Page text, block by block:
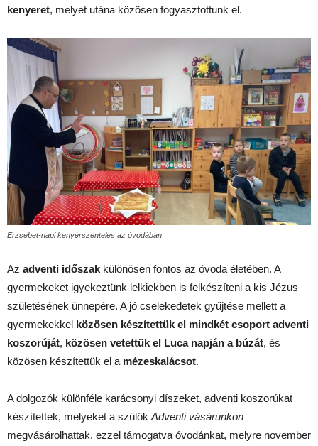
kenyeret, melyet utána közösen fogyasztottunk el.
Erzsébet-napi kenyérszentelés az óvodában
Az adventi időszak különösen fontos az óvoda életében. A
gyermekeket igyekeztünk lelkiekben is felkészíteni a kis Jézus
születésének ünnepére. A jó cselekedetek gyűjtése mellett a
gyermekekkel közösen készítettük el mindkét csoport adventi
koszorúját, közösen vetettük el Luca napján a búzát, és
közösen készítettük el a mézeskalácsot.
A dolgozók különféle karácsonyi díszeket, adventi koszorúkat
készítettek, melyeket a szülők Adventi vásárunkon
megvásárolhattak, ezzel támogatva óvodánkat, melyre november